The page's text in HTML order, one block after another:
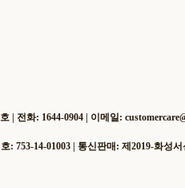
전화: 1644-0904 | 이메일:
: 753-14-01003 | 통신판매: 제2019-화성서